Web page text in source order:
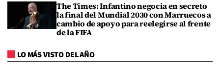
The Times: Infantino negocia en secreto
la final del Mundial 2030 con Marruecos a
cambio de apoyo para reelegirse al frente
de la FIFA
LO MÁS VISTO DEL AÑO